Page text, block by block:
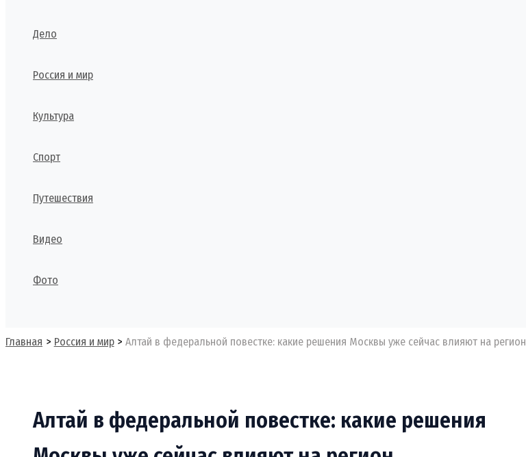
Дело
Россия и мир
Культура
Спорт
Путешествия
Видео
Фото
Главная Россия и мир Алтай в федеральной повестке: какие решения Москвы уже сейчас влияют на регион
Алтай в федеральной повестке: какие решения